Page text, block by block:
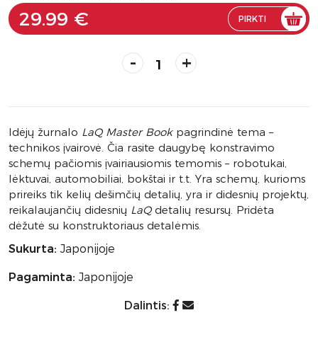
29.99 € PIRKTI
- +
Idėjų žurnalo LaQ Master Bookpagrindinė tema –
technikos įvairovė. Čia rasite daugybę konstravimo
schemų pačiomis įvairiausiomis temomis – robotukai,
lėktuvai, automobiliai, bokštai ir t.t. Yra schemų, kurioms
prireiks tik kelių dešimčių detalių, yra ir didesnių projektų,
reikalaujančių didesnių LaQdetalių resursų. Pridėta
dėžutė su konstruktoriaus detalėmis.
Sukurta: Japonijoje
Pagaminta: Japonijoje
Dalintis: